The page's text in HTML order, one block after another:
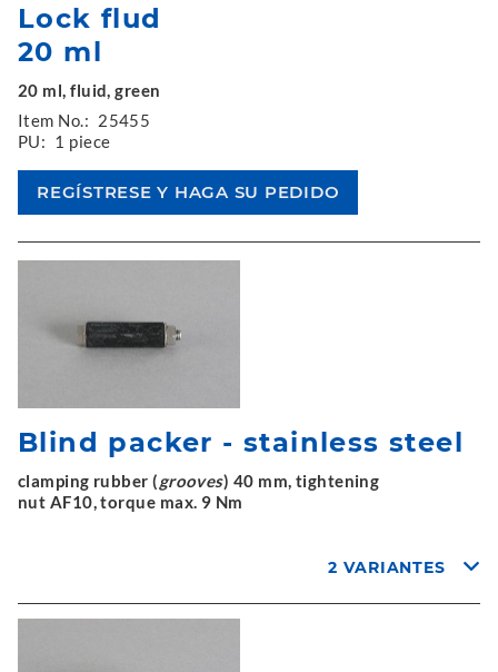
Lock flud
20 ml
20 ml, fluid, green
Item No.: 25455
PU: 1 piece
Blind packer - stainless steel
clamping rubber (grooves) 40 mm, tightening
nut AF10, torque max. 9 Nm
2 VARIANTES